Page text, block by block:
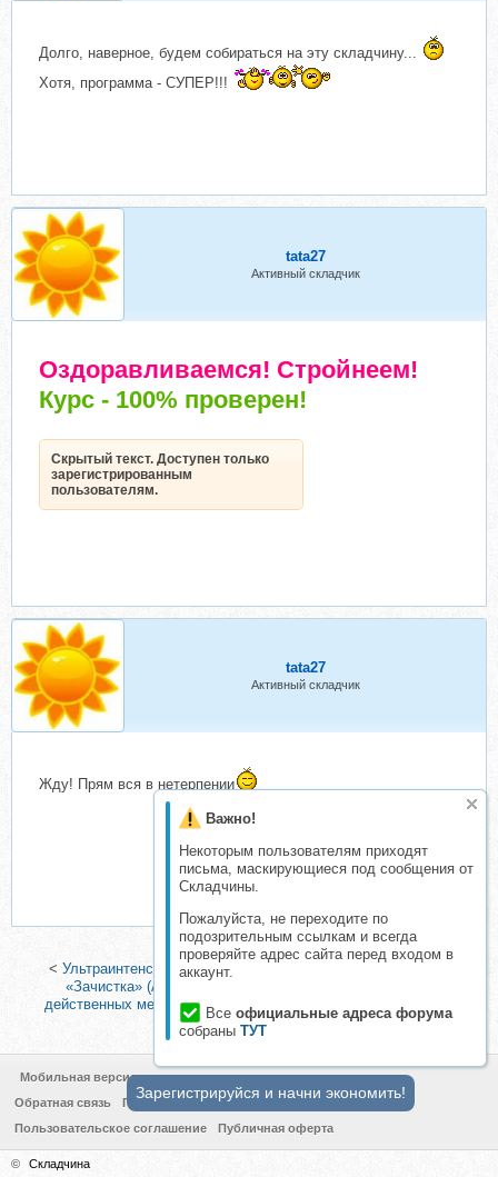
Важно!
Некоторым пользователям приходят
письма, маскирующиеся под сообщения от
Складчины.
Пожалуйста, не переходите по
подозрительным ссылкам и всегда
проверяйте адрес сайта перед входом в
аккаунт.
Все официальные адреса форума
собраны ТУТ
Долго, наверное, будем собираться на эту складчину...
Хотя, программа - СУПЕР!!!
tata27
Активный складчик
Оздоравливаемся! Стройнеем!
Курс - 100% проверен!
Скрытый текст. Доступен только
зарегистрированным
пользователям.
tata27
Активный складчик
Жду! Прям вся в нетерпении
< Ультраинтенсив по тотальному избавлению от паразитов
«Зачистка» (Алексей Маматов)
действенных методик очищения от паразитов и Бодифлекс:
омоложения зоны глаз>
Мобильная версия
Обратная связь
Политика конфиденциальности
Пользовательское соглашение
Публичная оферта
© Складчина
Зарегистрируйся и начни экономить!